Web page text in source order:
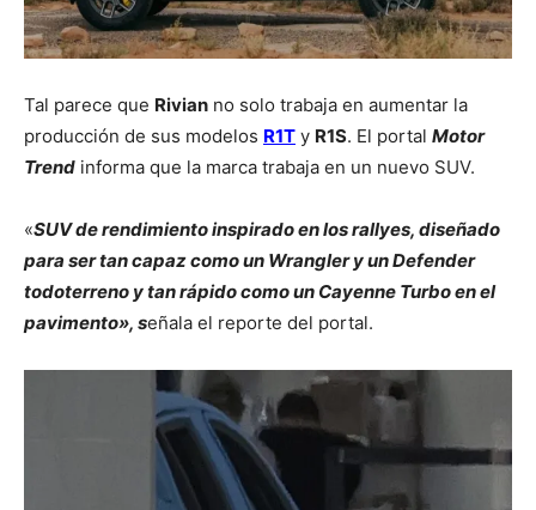
Tal parece que Rivian no solo trabaja en aumentar la
producción de sus modelos R1T y R1S. El portal Motor
Trend informa que la marca trabaja en un nuevo SUV.
«SUV de rendimiento inspirado en los rallyes, diseñado
para ser tan capaz como un Wrangler y un Defender
todoterreno y tan rápido como un Cayenne Turbo en el
pavimento», señala el reporte del portal.